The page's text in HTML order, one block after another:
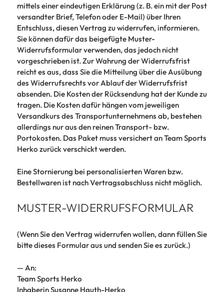
mittels einer eindeutigen Erklärung (z. B. ein mit der Post
versandter Brief, Telefon oder E-Mail) über Ihren
Entschluss, diesen Vertrag zu widerrufen, informieren.
Sie können dafür das beigefügte Muster-
Widerrufsformular verwenden, das jedoch nicht
vorgeschrieben ist. Zur Wahrung der Widerrufsfrist
reicht es aus, dass Sie die Mitteilung über die Ausübung
des Widerrufsrechts vor Ablauf der Widerrufsfrist
absenden. Die Kosten der Rücksendung hat der Kunde zu
tragen. Die Kosten dafür hängen vom jeweiligen
Versandkurs des Transportunternehmens ab, bestehen
allerdings nur aus den reinen Transport- bzw.
Portokosten. Das Paket muss versichert an Team Sports
Herko zurück verschickt werden.
Eine Stornierung bei personalisierten Waren bzw.
Bestellwaren ist nach Vertragsabschluss nicht möglich.
MUSTER-WIDERRUFSFORMULAR
(Wenn Sie den Vertrag widerrufen wollen, dann füllen Sie
bitte dieses Formular aus und senden Sie es zurück.)
— An:
Team Sports Herko
Inhaberin Susanne Hauth-Herko